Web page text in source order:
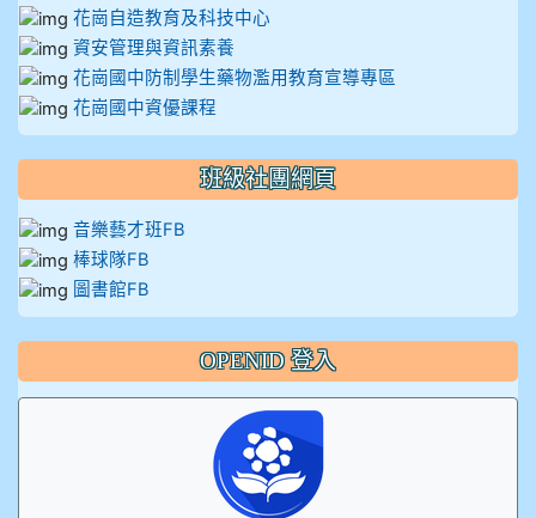
花崗自造教育及科技中心
資安管理與資訊素養
花崗國中防制學生藥物濫用教育宣導專區
花崗國中資優課程
班級社團網頁
音樂藝才班FB
棒球隊FB
圖書館FB
OPENID 登入